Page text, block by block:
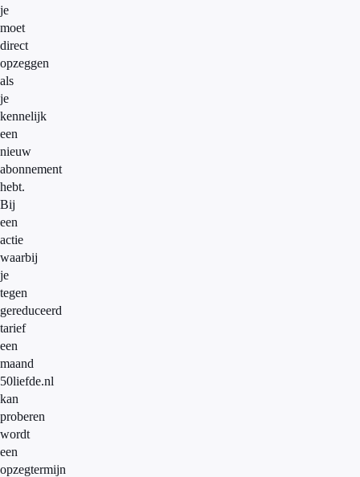
je
moet
direct
opzeggen
als
je
kennelijk
een
nieuw
abonnement
hebt.
Bij
een
actie
waarbij
je
tegen
gereduceerd
tarief
een
maand
50liefde.nl
kan
proberen
wordt
een
opzegtermijn